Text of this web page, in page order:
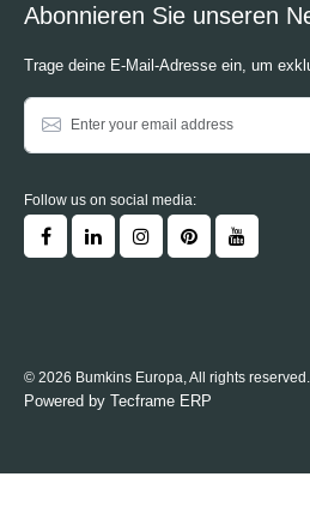
Abonnieren Sie unseren
Trage deine E-Mail-Adresse ein, um
Follow us on social media:
© 2026 Bumkins Europa, All rights reserved.
Powered by Tecframe ERP